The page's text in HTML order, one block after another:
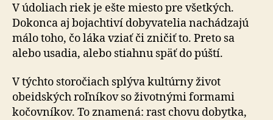
V údoliach riek je ešte miesto pre všetkých.
Dokonca aj bojachtiví dobyvatelia nachádzajú
málo toho, čo láka vziať či zničiť to. Preto sa
alebo usadia, alebo stiahnu späť do púští.
V týchto storočiach splýva kultúrny život
obeidských roľníkov so životnými formami
kočovníkov. To znamená: rast chovu dobytka,